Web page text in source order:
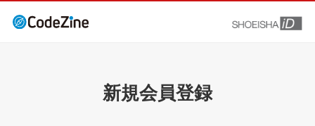
新規会員登録